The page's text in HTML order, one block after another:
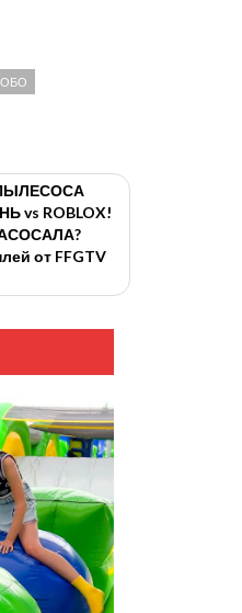
vs ROBLOX!
от FFGTV